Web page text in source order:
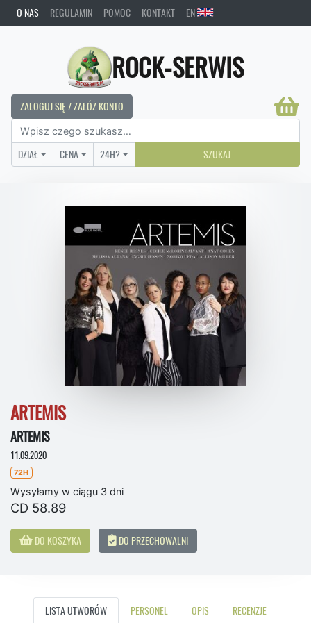
O NAS REGULAMIN POMOC KONTAKT EN
ROCK-SERWIS
ZALOGUJ SIĘ / ZAŁÓŻ KONTO
DZIAŁ CENA 24H? SZUKAJ
ARTEMIS
ARTEMIS
11.09.2020
72H
Wysyłamy w ciągu 3 dni
CD 58.89
DO KOSZYKA DO PRZECHOWALNI
LISTA UTWORÓW PERSONEL OPIS RECENZJE